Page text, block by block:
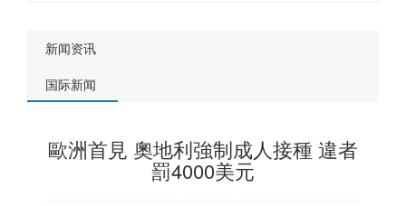
新闻资讯
国际新闻
歐洲首見 奧地利強制成人接種 違者
罰4000美元